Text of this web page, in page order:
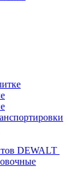
DEWALT